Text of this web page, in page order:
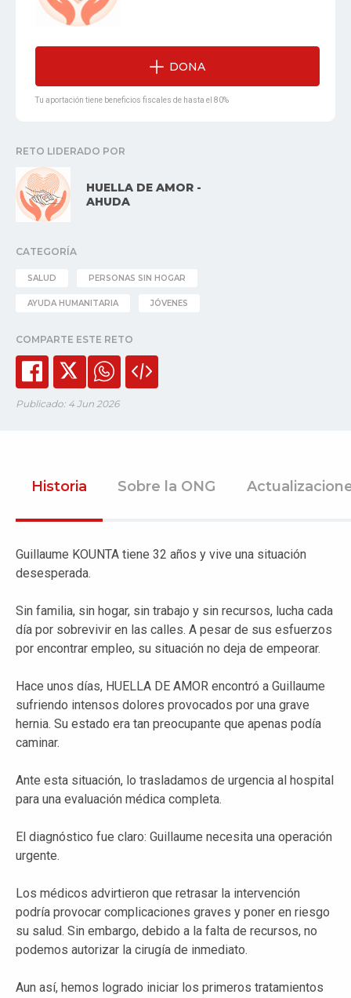
DONA
Tu aportación tiene beneficios fiscales de hasta el 80%
RETO LIDERADO POR
HUELLA DE AMOR -
AHUDA
CATEGORÍA
SALUD PERSONAS SIN HOGAR
AYUDA HUMANITARIA JÓVENES
COMPARTE ESTE RETO
Publicado: 4 Jun 2026
Historia Sobre la ONG
Guillaume KOUNTA tiene 32 años y vive una situación
desesperada.
Sin familia, sin hogar, sin trabajo y sin recursos, lucha cada
día por sobrevivir en las calles. A pesar de sus esfuerzos
por encontrar empleo, su situación no deja de empeorar.
Hace unos días, HUELLA DE AMOR encontró a Guillaume
sufriendo intensos dolores provocados por una grave
hernia. Su estado era tan preocupante que apenas podía
caminar.
Ante esta situación, lo trasladamos de urgencia al hospital
para una evaluación médica completa.
El diagnóstico fue claro: Guillaume necesita una operación
urgente.
Los médicos advirtieron que retrasar la intervención
podría provocar complicaciones graves y poner en riesgo
su salud. Sin embargo, debido a la falta de recursos, no
podemos autorizar la cirugía de inmediato.
Aun así, hemos logrado iniciar los primeros tratamientos